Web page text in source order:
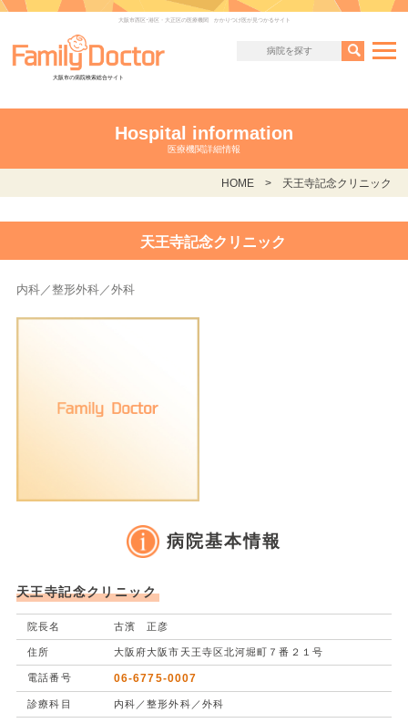
大阪市西区･港区・大正区の医療機関 かかりつけ医が見つかるサイト
大阪市の病院検索総合サイト
Hospital information
医療機関詳細情報
HOME 天王寺記念クリニック
天王寺記念クリニック
内科／整形外科／外科
病院基本情報
天王寺記念クリニック
院長名 古濱 正彦
住所 大阪府大阪市天王寺区北河堀町７番２１号
電話番号 06-6775-0007
診療科目 内科／整形外科／外科